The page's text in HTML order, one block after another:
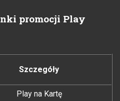
promocji Play
Szczegóły
Play na Kartę